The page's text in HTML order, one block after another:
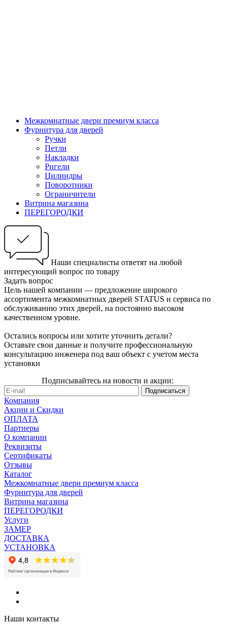
Межкомнатные двери премиум класса
Фурнитура для дверей
Ручки
Петли
Накладки
Ригели
Цилиндры
Поворотники
Ограничители
Витрина магазина
ПЕРЕГОРОДКИ
Наши специалисты ответят на любой
интересующий вопрос по товару
Задать вопрос
Цель нашей компании — предложение широкого
ассортимента межкомнатных дверей STATUS и сервиса по
обслуживанию этих дверей, на постоянно высоком
качественном уровне.
Остались вопросы или хотите уточнить детали?
Оставьте свои данные и получите профессиональную
консультацию инженера под ваш объект с учетом места
установки
Подписывайтесь на новости и акции:
Компания
Акции и Скидки
ОПЛАТА
Партнеры
О компании
Реквизиты
Сертификаты
Отзывы
Каталог
Межкомнатные двери премиум класса
Фурнитура для дверей
Витрина магазина
ПЕРЕГОРОДКИ
Услуги
ЗАМЕР
ДОСТАВКА
УСТАНОВКА
Наши контакты